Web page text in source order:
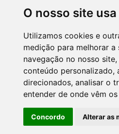
O nosso site
Utilizamos cookies e
medição para melhorar a
navegação no nosso
conteúdo personalizado,
direcionados, analisar o
entender de onde vêm
Concordo Alterar as
CNC - Centro Nacional de Cultura 2026